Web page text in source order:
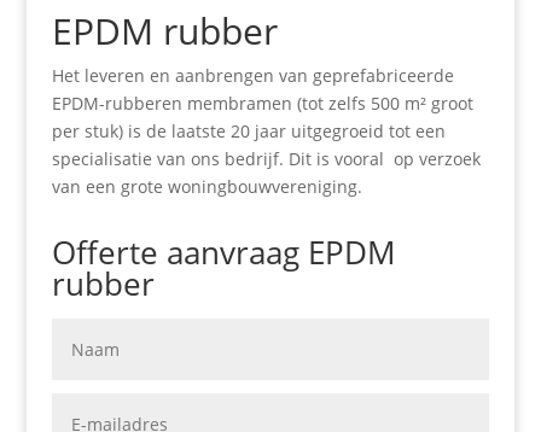
EPDM rubber
Het leveren en aanbrengen van geprefabriceerde
EPDM-rubberen membramen (tot zelfs 500 m² groot
per stuk) is de laatste 20 jaar uitgegroeid tot een
specialisatie van ons bedrijf. Dit is vooral op verzoek
van een grote woningbouwvereniging.
Offerte aanvraag EPDM
rubber